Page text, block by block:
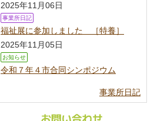
2025年11月06日
事業所日記
福祉展に参加しました ［特養］
2025年11月05日
お知らせ
令和７年４市合同シンポジウム
事業所日記